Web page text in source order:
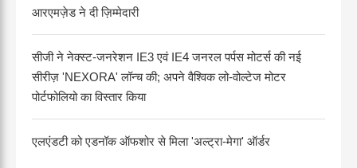
आरएमज़ेड ने दी ज़िम्मेदारी
सीजी ने नेक्स्ट-जनरेशन IE3 एवं IE4 जनरल पर्पस मोटर्स की नई
सीरीज़ 'NEXORA' लॉन्च की; अपने वैश्विक लो-वोल्टेज मोटर
पोर्टफोलियो का विस्तार किया
एलएंडटी को एडनॉक ऑफशोर से मिला 'अल्ट्रा-मेगा' ऑर्डर